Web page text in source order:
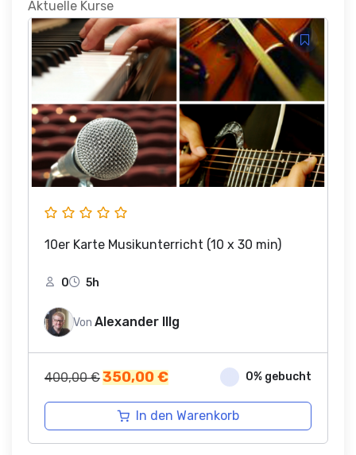
Aktuelle Kurse
10er Karte Musikunterricht (10 x 30 min)
0 5h
Von Alexander Illg
400,00€Ursprünglicher
war:
400,00 €
350,00€Aktueller
ist:
350,00 €.
0% gebucht
In den Warenkorb